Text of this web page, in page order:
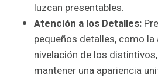
luzcan presentables.
Atención a los Detalles:
pequeños detalles, como la
nivelación de los
mantener una apariencia